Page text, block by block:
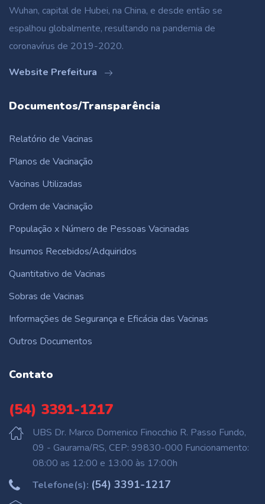
Wuhan, capital de Hubei, na China, e desde então se
espalhou globalmente, resultando na pandemia de
coronavírus de 2019-2020.
Website Prefeitura
Documentos/Transparência
Relatório de Vacinas
Planos de Vacinação
Vacinas Utilizadas
Ordem de Vacinação
População x Número de Pessoas Vacinadas
Insumos Recebidos/Adquiridos
Quantitativo de Vacinas
Sobras de Vacinas
Informações de Segurança e Eficácia das Vacinas
Outros Documentos
Contato
(54) 3391-1217
UBS Dr. Marco Domenico Finocchio R. Passo Fundo,
09 - Gaurama/RS, CEP: 99830-000 Funcionamento:
08:00 as 12:00 e 13:00 às 17:00h
Telefone(s): (54) 3391-1217